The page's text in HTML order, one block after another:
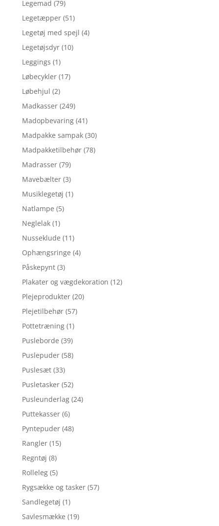
Legemad (79)
Legetæpper (51)
Legetøj med spejl (4)
Legetøjsdyr (10)
Leggings (1)
Løbecykler (17)
Løbehjul (2)
Madkasser (249)
Madopbevaring (41)
Madpakke sampak (30)
Madpakketilbehør (78)
Madrasser (79)
Mavebælter (3)
Musiklegetøj (1)
Natlampe (5)
Neglelak (1)
Nusseklude (11)
Ophængsringe (4)
Påskepynt (3)
Plakater og vægdekoration (12)
Plejeprodukter (20)
Plejetilbehør (57)
Pottetræning (1)
Pusleborde (39)
Puslepuder (58)
Puslesæt (33)
Pusletasker (52)
Pusleunderlag (24)
Puttekasser (6)
Pyntepuder (48)
Rangler (15)
Regntøj (8)
Rolleleg (5)
Rygsække og tasker (57)
Sandlegetøj (1)
Savlesmække (19)